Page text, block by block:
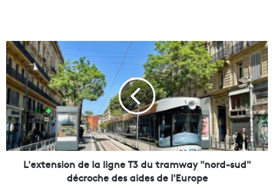
L
'
e
x
t
e
n
s
i
L'extension de la ligne T3 du tramway "nord-sud"
décroche des aides de l'Europe